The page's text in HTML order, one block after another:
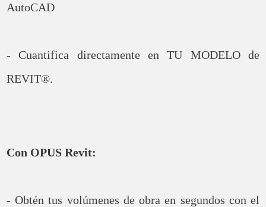
AutoCAD
- Cuantifica directamente en TU MODELO de
REVIT®.
Con OPUS Revit:
- Obtén tus volúmenes de obra en segundos con el